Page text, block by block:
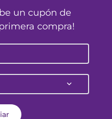
un cupón de
compra!